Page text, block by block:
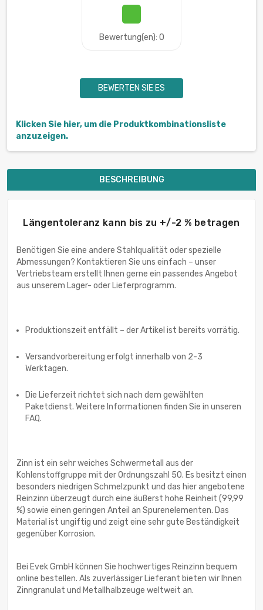
Bewertung(en): 0
BEWERTEN SIE ES
Klicken Sie hier, um die Produktkombinationsliste
anzuzeigen.
BESCHREIBUNG
Längentoleranz kann bis zu +/-2 % betragen
Benötigen Sie eine andere Stahlqualität oder spezielle
Abmessungen? Kontaktieren Sie uns einfach – unser
Vertriebsteam erstellt Ihnen gerne ein passendes Angebot
aus unserem Lager- oder Lieferprogramm.
Produktionszeit entfällt – der Artikel ist bereits vorrätig.
Versandvorbereitung erfolgt innerhalb von 2-3
Werktagen.
Die Lieferzeit richtet sich nach dem gewählten
Paketdienst. Weitere Informationen finden Sie in unseren
FAQ.
Zinn ist ein sehr weiches Schwermetall aus der
Kohlenstoffgruppe mit der Ordnungszahl 50. Es besitzt einen
besonders niedrigen Schmelzpunkt und das hier angebotene
Reinzinn überzeugt durch eine äußerst hohe Reinheit (99,99
%) sowie einen geringen Anteil an Spurenelementen. Das
Material ist ungiftig und zeigt eine sehr gute Beständigkeit
gegenüber Korrosion.
Bei Evek GmbH können Sie hochwertiges Reinzinn bequem
online bestellen. Als zuverlässiger Lieferant bieten wir Ihnen
Zinngranulat und Metallhalbzeuge weltweit an.